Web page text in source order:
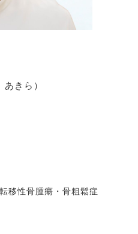
きら）
移性骨腫瘍・骨粗鬆症